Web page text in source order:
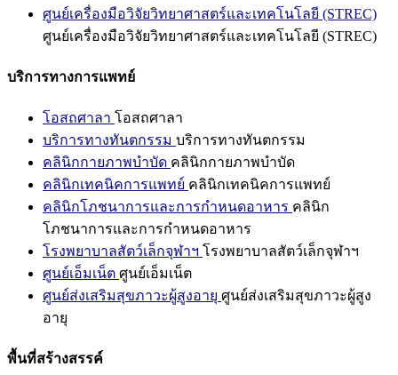
ศูนย์เครื่องมือวิจัยวิทยาศาสตร์และเทคโนโลยี (STREC)
ศูนย์เครื่องมือวิจัยวิทยาศาสตร์และเทคโนโลยี (STREC)
บริการทางการแพทย์
โอสถศาลา โอสถศาลา
บริการทางทันตกรรม บริการทางทันตกรรม
คลินิกกายภาพบำบัด คลินิกกายภาพบำบัด
คลินิกเทคนิคการแพทย์ คลินิกเทคนิคการแพทย์
คลินิกโภชนาการและการกำหนดอาหาร คลินิก
โภชนาการและการกำหนดอาหาร
โรงพยาบาลสัตว์เล็กจุฬาฯ โรงพยาบาลสัตว์เล็กจุฬาฯ
ศูนย์เอ็มเน็ต ศูนย์เอ็มเน็ต
ศูนย์ส่งเสริมสุขภาวะผู้สูงอายุ ศูนย์ส่งเสริมสุขภาวะผู้สูง
อายุ
พื้นที่สร้างสรรค์